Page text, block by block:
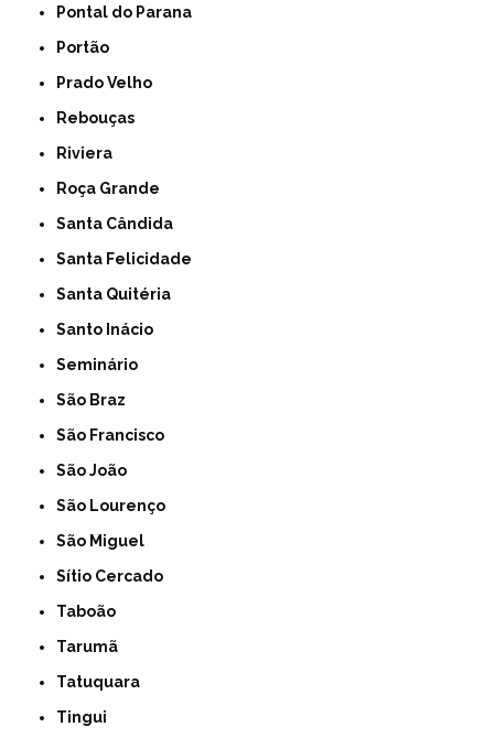
Pontal do Parana
Portão
Prado Velho
Rebouças
Riviera
Roça Grande
Santa Cândida
Santa Felicidade
Santa Quitéria
Santo Inácio
Seminário
São Braz
São Francisco
São João
São Lourenço
São Miguel
Sítio Cercado
Taboão
Tarumã
Tatuquara
Tingui